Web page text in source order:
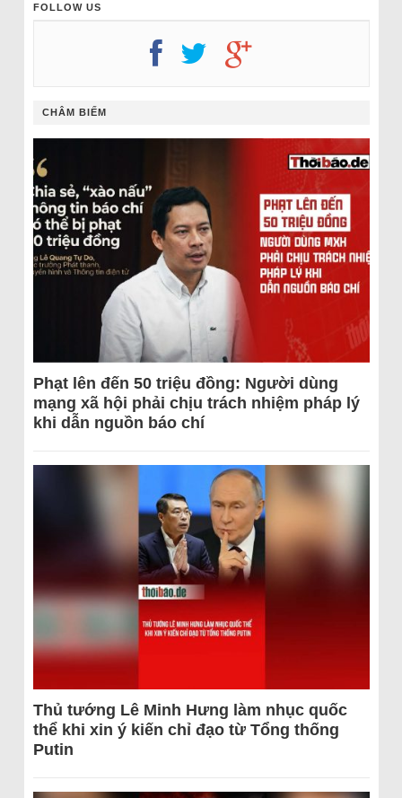
FOLLOW US
CHÂM BIẾM
Phạt lên đến 50 triệu đồng: Người dùng
mạng xã hội phải chịu trách nhiệm pháp lý
khi dẫn nguồn báo chí
Thủ tướng Lê Minh Hưng làm nhục quốc
thể khi xin ý kiến chỉ đạo từ Tổng thống
Putin